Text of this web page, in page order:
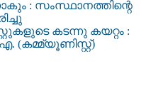
: സംസ്ഥാനത്തിന്റെ
കടന്നു കയറ്റം :
(കമ്മ്യൂണിസ്റ്റ്)